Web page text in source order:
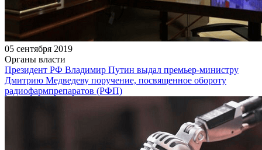
05 сентября 2019
Органы власти
Президент РФ Владимир Путин выдал премьер-министру
Дмитрию Медведеву поручение, посвященное обороту
радиофармпрепаратов (РФП)